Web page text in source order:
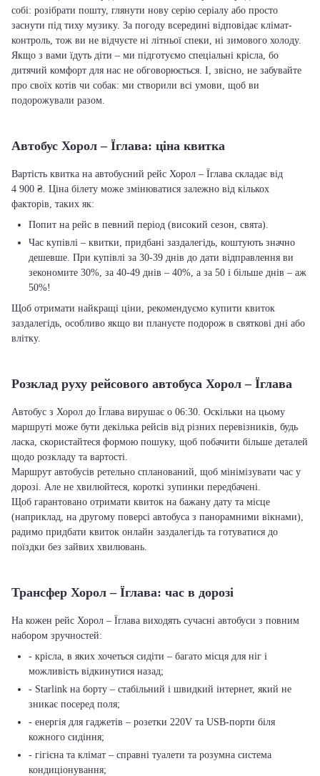
собі: розібрати пошту, глянути нову серію серіалу або просто
заснути під тиху музику. За погоду всередині відповідає клімат-
контроль, тож ви не відчуєте ні літньої спеки, ні зимового холоду.
Якщо з вами їдуть діти – ми підготуємо спеціальні крісла, бо
дитячий комфорт для нас не обговорюється. І, звісно, не забувайте
про своїх котів чи собак: ми створили всі умови, щоб ви
подорожували разом.
Автобус Хорол – Їглава: ціна квитка
Вартість квитка на автобусний рейс Хорол – Їглава складає від
4 900 ₴. Ціна білету може змінюватися залежно від кількох
факторів, таких як:
Попит на рейс в певний період (високий сезон, свята).
Час купівлі – квитки, придбані заздалегідь, коштують значно
дешевше. При купівлі за 30-39 днів до дати відправлення ви
зекономите 30%, за 40-49 днів – 40%, а за 50 і більше днів – аж
50%!
Щоб отримати найкращі ціни, рекомендуємо купити квиток
заздалегідь, особливо якщо ви плануєте подорож в святкові дні або
влітку.
Розклад руху рейсового автобуса Хорол – Їглава
Автобус з Хорол до Їглава вирушає о 06:30. Оскільки на цьому
маршруті може бути декілька рейсів від різних перевізників, будь
ласка, скористайтеся формою пошуку, щоб побачити більше деталей
щодо розкладу та вартості.
Маршрут автобусів ретельно спланований, щоб мінімізувати час у
дорозі. Але не хвилюйтеся, короткі зупинки передбачені.
Щоб гарантовано отримати квиток на бажану дату та місце
(наприклад, на другому поверсі автобуса з панорамними вікнами),
радимо придбати квиток онлайн заздалегідь та готуватися до
поїздки без зайвих хвилювань.
Трансфер Хорол – Їглава: час в дорозі
На кожен рейс Хорол – Їглава виходять сучасні автобуси з повним
набором зручностей:
- крісла, в яких хочеться сидіти – багато місця для ніг і
можливість відкинутися назад;
- Starlink на борту – стабільний і швидкий інтернет, який не
зникає посеред поля;
- енергія для гаджетів – розетки 220V та USB-порти біля
кожного сидіння;
- гігієна та клімат – справні туалети та розумна система
кондиціонування;